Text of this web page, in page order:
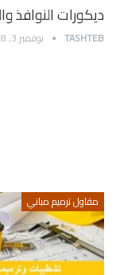
ديكورات النوافذ
TASHTEB نوفمبر 3, 2018
مقاول ترميم مباني